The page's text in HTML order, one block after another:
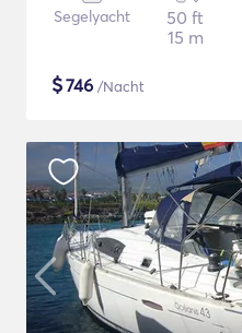
Segelyacht
50 ft
15 m
$746 /Nacht